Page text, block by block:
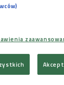
sprzęt i tak